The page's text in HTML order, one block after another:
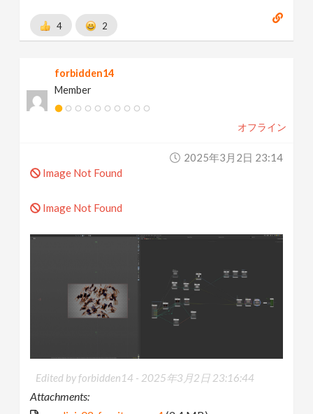
4 2
forbidden14
Member
オフライン
2025年3月2日 23:14
Image Not Found
Image Not Found
Edited by forbidden14 - 2025年3月2日 23:16:44
Attachments: